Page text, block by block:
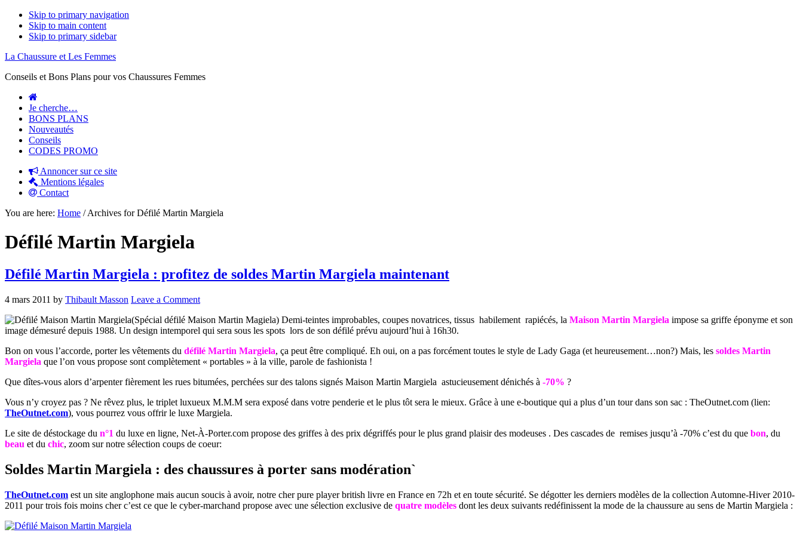
Skip to primary navigation
Skip to main content
Skip to primary sidebar
La Chaussure et Les Femmes
Conseils et Bons Plans pour vos Chaussures Femmes
Je cherche…
BONS PLANS
Nouveautés
Conseils
CODES PROMO
Annoncer sur ce site
Mentions légales
Contact
You are here: Home /Archives for Défilé Martin Margiela
Défilé Martin Margiela
Défilé Martin Margiela : profitez de soldes Martin Margiela maintenant
4 mars 2011 by Thibault Masson Leave a Comment
(Spécial défilé Maison Martin Magiela) Demi-teintes improbables, coupes novatrices, tissus habilement rapiécés, la Maison Martin Margiela impose sa griffe éponyme et son
image démesuré depuis 1988. Un design intemporel qui sera sous les spots lors de son défilé prévu aujourd’hui à 16h30.
Bon on vous l’accorde, porter les vêtements du défilé Martin Margiela, ça peut être compliqué. Eh oui, on a pas forcément toutes le style de Lady Gaga (et heureusement…non?) Mais, les soldes Martin
Margiela que l’on vous propose sont complètement « portables » à la ville, parole de fashionista !
Que dîtes-vous alors d’arpenter fièrement les rues bitumées, perchées sur des talons signés Maison Martin Margiela astucieusement dénichés à -70% ?
Vous n’y croyez pas ? Ne rêvez plus, le triplet luxueux M.M.M sera exposé dans votre penderie et le plus tôt sera le mieux. Grâce à une e-boutique qui a plus d’un tour dans son sac : TheOutnet.com (lien:
TheOutnet.com), vous pourrez vous offrir le luxe Margiela.
Le site de déstockage du n°1 du luxe en ligne, Net-À-Porter.com propose des griffes à des prix dégriffés pour le plus grand plaisir des modeuses . Des cascades de remises jusqu’à -70% c’est du que bon, du
beau et du chic, zoom sur notre sélection coups de coeur:
Soldes Martin Margiela : des chaussures à porter sans modération`
TheOutnet.com est un site anglophone mais aucun soucis à avoir, notre cher pure player british livre en France en 72h et en toute sécurité. Se dégotter les derniers modèles de la collection Automne-Hiver 2010-
2011 pour trois fois moins cher c’est ce que le cyber-marchand propose avec une sélection exclusive de quatre modèles dont les deux suivants redéfinissent la mode de la chaussure au sens de Martin Margiela :